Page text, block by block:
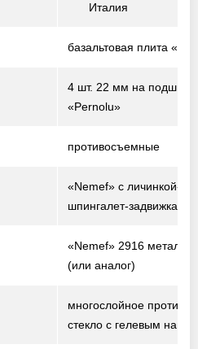
Италия
базальтовая плита
4 шт. 22 мм на
«Pernolu»
противосъемные
«Nemef» с личинкой-
шпингалет-задвижка
«Nemef» 2916 металл /
(или аналог)
многослойное
стекло с гелевым